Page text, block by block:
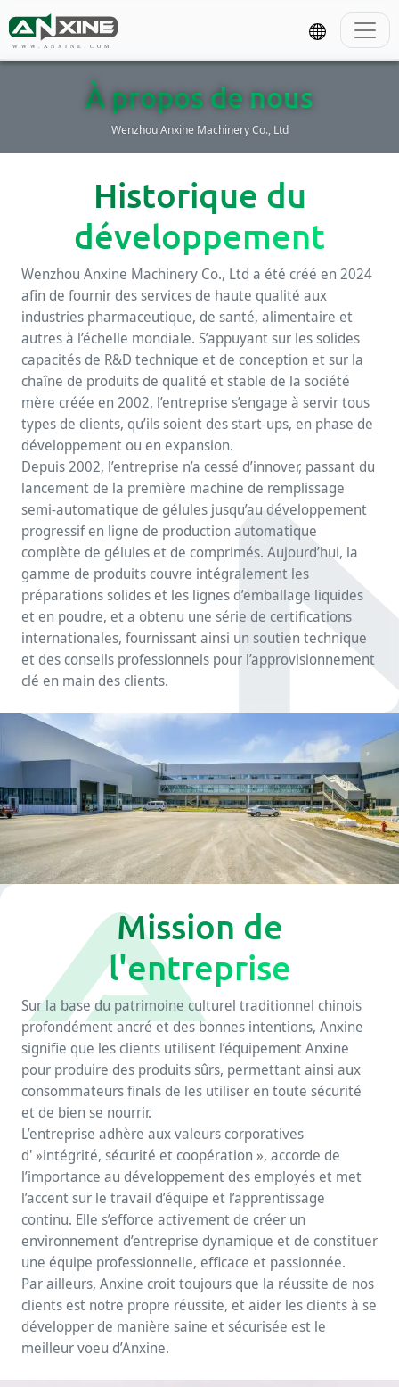
WWW.ANXINE.COM
À propos de nous
Wenzhou Anxine Machinery Co., Ltd
Historique du
développement
Wenzhou Anxine Machinery Co., Ltd a été créé en 2024
afin de fournir des services de haute qualité aux
industries pharmaceutique, de santé, alimentaire et
autres à l’échelle mondiale. S’appuyant sur les solides
capacités de R&D technique et de conception et sur la
chaîne de produits de qualité et stable de la société
mère créée en 2002, l’entreprise s’engage à servir tous
types de clients, qu’ils soient des start-ups, en phase de
développement ou en expansion.
Depuis 2002, l’entreprise n’a cessé d’innover, passant du
lancement de la première machine de remplissage
semi-automatique de gélules jusqu’au développement
progressif en ligne de production automatique
complète de gélules et de comprimés. Aujourd’hui, la
gamme de produits couvre intégralement les
préparations solides et les lignes d’emballage liquides
et en poudre, et a obtenu une série de certifications
internationales, fournissant ainsi un soutien technique
et des conseils professionnels pour l’approvisionnement
clé en main des clients.
Mission de
l'entreprise
Sur la base du patrimoine culturel traditionnel chinois
profondément ancré et des bonnes intentions, Anxine
signifie que les clients utilisent l’équipement Anxine
pour produire des produits sûrs, permettant ainsi aux
consommateurs finals de les utiliser en toute sécurité
et de bien se nourrir.
L’entreprise adhère aux valeurs corporatives
d' »intégrité, sécurité et coopération », accorde de
l’importance au développement des employés et met
l’accent sur le travail d’équipe et l’apprentissage
continu. Elle s’efforce activement de créer un
environnement d’entreprise dynamique et de constituer
une équipe professionnelle, efficace et passionnée.
Par ailleurs, Anxine croit toujours que la réussite de nos
clients est notre propre réussite, et aider les clients à se
développer de manière saine et sécurisée est le
meilleur voeu d’Anxine.